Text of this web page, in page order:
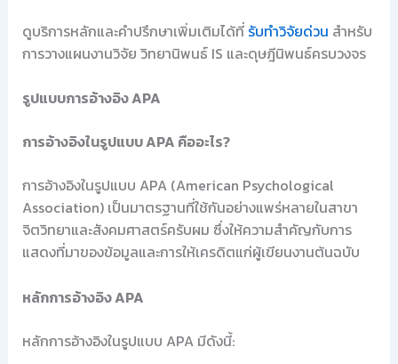
ดูบริการหลักและคำปรึกษาเพิ่มเติมได้ที่ รับทำวิจัยด่วน สำหรับ
การวางแผนงานวิจัย วิทยานิพนธ์ IS และดุษฎีนิพนธ์ครบวงจร
รูปแบบการอ้างอิง APA
การอ้างอิงในรูปแบบ APA คืออะไร?
การอ้างอิงในรูปแบบ APA (American Psychological
Association) เป็นมาตรฐานที่ใช้กันอย่างแพร่หลายในสาขา
จิตวิทยาและสังคมศาสตร์ครับผม ซึ่งให้ความสำคัญกับการ
แสดงที่มาของข้อมูลและการให้เครดิตแก่ผู้เขียนงานต้นฉบับ
หลักการอ้างอิง APA
หลักการอ้างอิงในรูปแบบ APA มีดังนี้: